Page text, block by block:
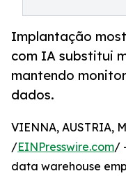
Implantação
com IA substitui
mantendo
dados.
VIENNA, AUSTRIA,
/EINPresswire.com/
data warehouse